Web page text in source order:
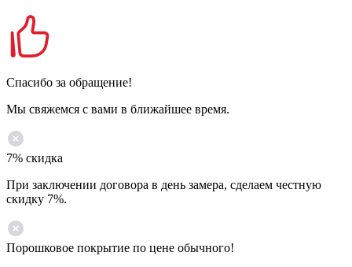
Спасибо за обращение!
Мы свяжемся с вами в ближайшее время.
7% скидка
При заключении договора в день замера, сделаем честную
скидку 7%.
Порошковое покрытие по цене обычного!